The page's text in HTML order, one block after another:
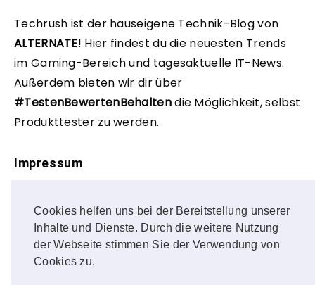
Cookies helfen uns bei der Bereitstellung unserer
Inhalte und Dienste. Durch die weitere Nutzung
der Webseite stimmen Sie der Verwendung von
Cookies zu.
Techrush ist der hauseigene Technik-Blog von
ALTERNATE! Hier findest du die neuesten Trends
im Gaming-Bereich und tagesaktuelle IT-News.
Außerdem bieten wir dir über
#TestenBewertenBehaltendie Möglichkeit, selbst
Produkttester zu werden.
Impressum
Impressum
Datenschutz